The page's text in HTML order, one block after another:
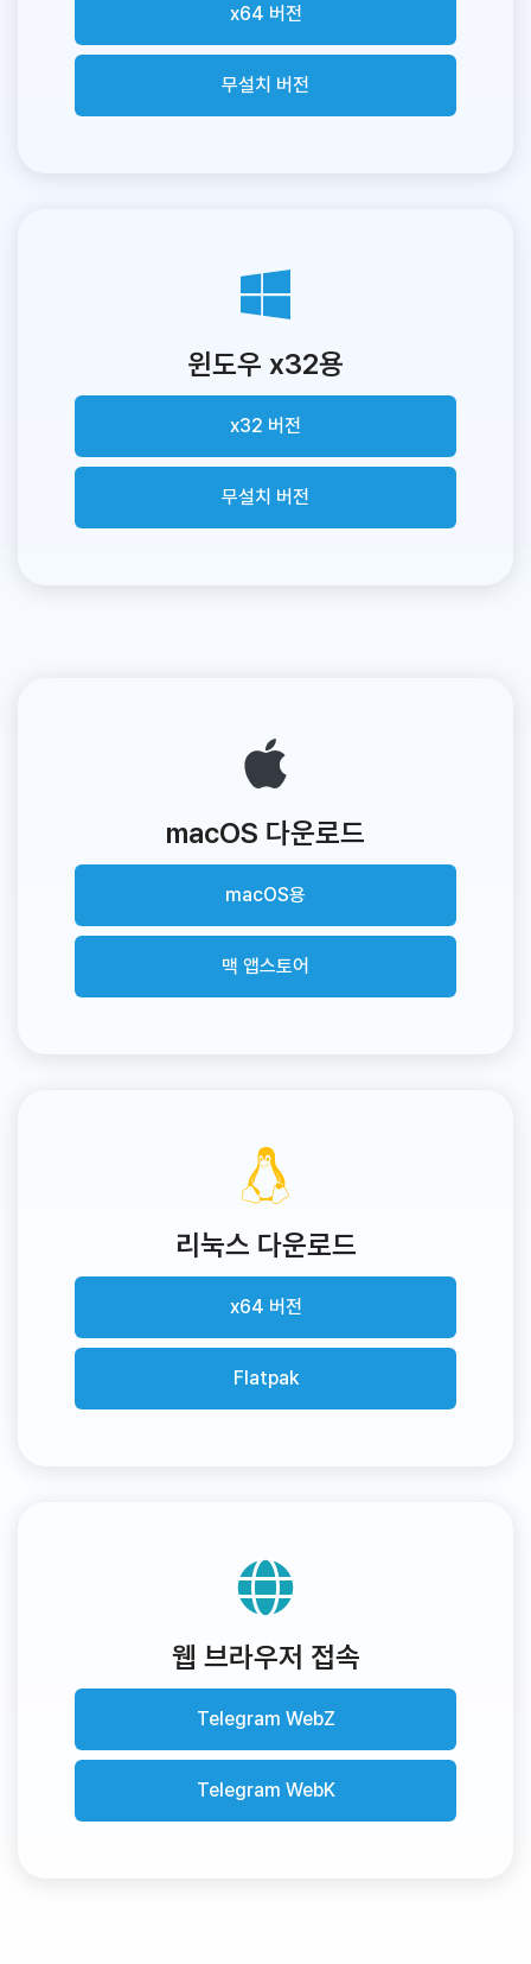
x64 버전
무설치 버전
윈도우 x32용
x32 버전
무설치 버전
macOS 다운로드
macOS용
맥 앱스토어
리눅스 다운로드
x64 버전
Flatpak
웹 브라우저 접속
Telegram WebZ
Telegram WebK